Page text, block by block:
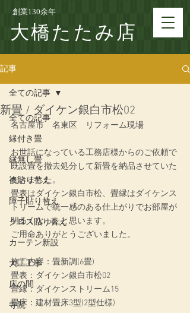
創業130余年
大橋たたみ店
記事
全ての記事
縁付き畳
縁無し畳
襖貼り替え
障子貼り替え
クロス貼り替え
カーテン新設
大工工事
床の間
寺院
全ての記事
新畳 / ダイケン銀白市松02
名古屋市　名東区　リフォーム現場
お世話になっている工務店様からのご依頼で
既設畳を撤去処分して新畳を納品させていた
だきました。
畳表はダイケン銀白市松、畳縁はダイケンス
トリームで統一感のある仕上がりでお部屋が
明るくなったと思います。
ご用命ありがとうございました。
施工内容：畳新調(6畳)
畳表：ダイケン銀白市松02
畳縁：ダイケンストリーム15
畳床：建材畳床3型(2型仕様)